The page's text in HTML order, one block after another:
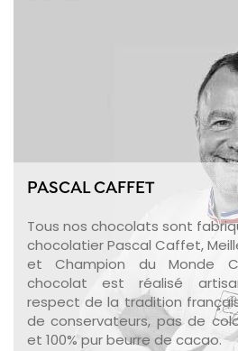
PASCAL CAFFET
Tous nos chocolats sont
chocolatier Pascal Caffet,
et Champion du Monde
chocolat est réalisé
respect de la tradition
de conservateurs, pas de
et 100% pur beurre de cacao.